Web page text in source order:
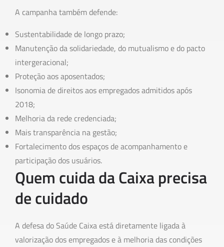
A campanha também defende:
Sustentabilidade de longo prazo;
Manutenção da solidariedade, do mutualismo e do pacto
intergeracional;
Proteção aos aposentados;
Isonomia de direitos aos empregados admitidos após
2018;
Melhoria da rede credenciada;
Mais transparência na gestão;
Fortalecimento dos espaços de acompanhamento e
participação dos usuários.
Quem cuida da Caixa precisa
de cuidado
A defesa do Saúde Caixa está diretamente ligada à
valorização dos empregados e à melhoria das condições